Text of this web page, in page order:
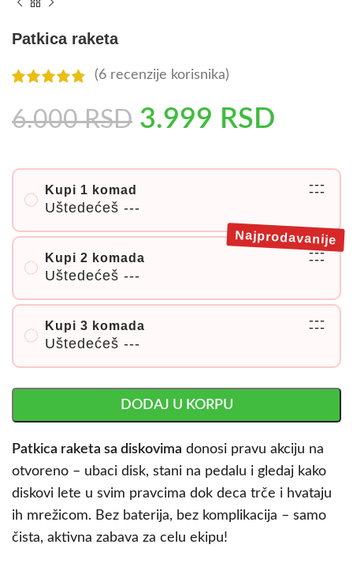
Patkica raketa
(6 recenzije korisnika)
6.000RSD 3.999 RSD
Kupi 1 komad
Uštedećeš ---
---
---
Kupi 2 komada
Uštedećeš ---
---
---
Najprodavanije
Kupi 3 komada
Uštedećeš ---
---
---
DODAJ U KORPU
Patkica raketa sa diskovima donosi pravu akciju na
otvoreno – ubaci disk, stani na pedalu i gledaj kako
diskovi lete u svim pravcima dok deca trče i hvataju
ih mrežicom. Bez baterija, bez komplikacija – samo
čista, aktivna zabava za celu ekipu!